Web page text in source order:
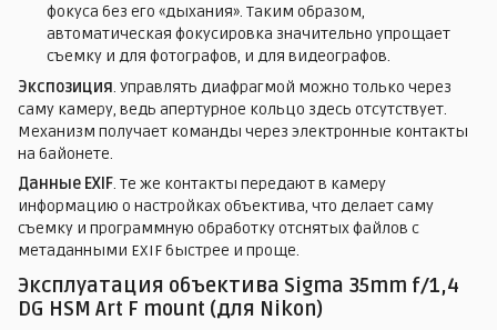
фокуса без его «дыхания». Таким образом,
автоматическая фокусировка значительно упрощает
съемку и для фотографов, и для видеографов.
Экспозиция. Управлять диафрагмой можно только через
саму камеру, ведь апертурное кольцо здесь отсутствует.
Механизм получает команды через электронные контакты
на байонете.
Данные EXIF. Те же контакты передают в камеру
информацию о настройках объектива, что делает саму
съемку и программную обработку отснятых файлов с
метаданными EXIF быстрее и проще.
Эксплуатация объектива Sigma 35mm f/1,4
DG HSM Art F mount (для Nikon)